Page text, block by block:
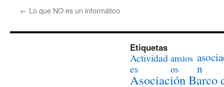
← Lo que NO es un informático
Etiquetas
Actividad
es
ansios
os
n
Asociación Barco